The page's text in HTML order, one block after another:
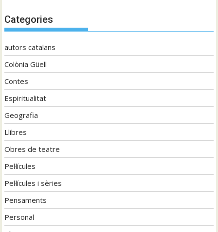
Categories
autors catalans
Colònia Güell
Contes
Espiritualitat
Geografia
Llibres
Obres de teatre
Pel·lícules
Pel·lícules i sèries
Pensaments
Personal